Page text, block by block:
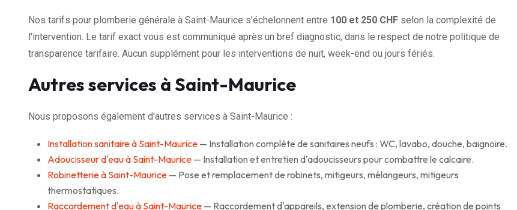
Nos tarifs pour plomberie générale à Saint-Maurice s'échelonnent entre 100 et 250 CHF selon la complexité de
l'intervention. Le tarif exact vous est communiqué après un bref diagnostic, dans le respect de notre politique de
transparence tarifaire. Aucun supplément pour les interventions de nuit, week-end ou jours fériés.
Autres services à Saint-Maurice
Nous proposons également d'autres services à Saint-Maurice :
Installation sanitaire à Saint-Maurice — Installation complète de sanitaires neufs : WC, lavabo, douche, baignoire.
Adoucisseur d'eau à Saint-Maurice — Installation et entretien d'adoucisseurs pour combattre le calcaire.
Robinetterie à Saint-Maurice — Pose et remplacement de robinets, mitigeurs, mélangeurs, mitigeurs
thermostatiques.
Raccordement d'eau à Saint-Maurice — Raccordement d'appareils, extension de plomberie, création de points